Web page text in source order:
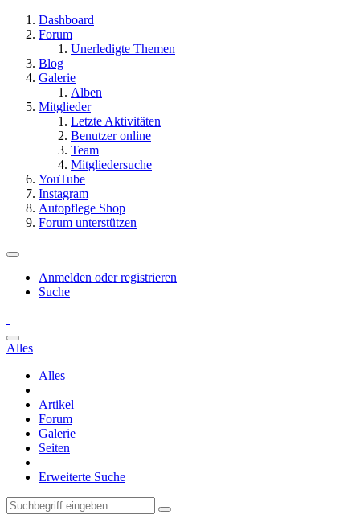
Dashboard
Forum
Unerledigte Themen
Blog
Galerie
Alben
Mitglieder
Letzte Aktivitäten
Benutzer online
Team
Mitgliedersuche
YouTube
Instagram
Autopflege Shop
Forum unterstützen
Anmelden oder registrieren
Suche
Alles
Alles
Artikel
Forum
Galerie
Seiten
Erweiterte Suche